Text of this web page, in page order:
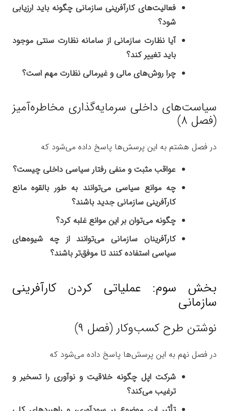
فعالیت‌های کارآفرینی سازمانی چگونه باید ارزیابی
شود؟
آیا نظارت سازمانی از سامانه نظارت سنتی موجود
باید تغییر کند؟
چرا روش‌های مالی و غیرمالی نظارت مهم است؟
سیاست‌های داخلی سرمایه‌گذاری مخاطره‌آمیز
(فصل ۸)
در فصل هشتم به این پرسش‌ها پاسخ داده می‌شود که
عواقب مثبت و منفی رفتار سیاسی داخلی چیست؟
چه موانع سیاسی می‌توانند به طور بالقوه مانع
کارآفرینی سازمانی جدید باشند؟
چگونه می‌توان بر این موانع غلبه کرد؟
کارآفرینان سازمانی می‌توانند از چه شیوه‌های
سیاسی استفاده کنند تا موفق‌تر باشند؟
بخش سوم: عملیاتی کردن کارآفرینی
سازمانی
نوشتن طرح کسب‌وکار (فصل ۹)
در فصل نهم به این پرسش‌ها پاسخ داده می‌شود که
شرکت اپل چگونه خلاقیت و نوآوری را تسخیر و
ترغیب می‌کند؟